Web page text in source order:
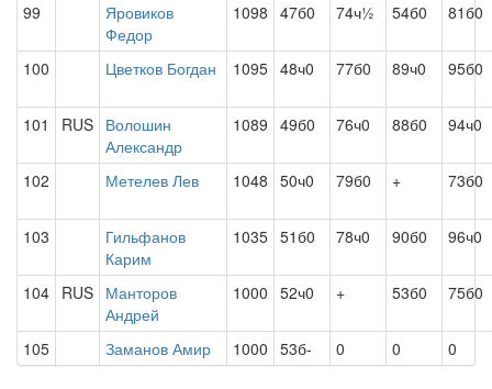
99
Яровиков
Федор
1098 47б0 74ч½ 54б0 81б0
100 Цветков Богдан 1095 48ч0 77б0 89ч0 95б0
101 RUS Волошин
Александр
1089 49б0 76ч0 88б0 94ч0
102 Метелев Лев 1048 50ч0 79б0 + 73б0
103
Гильфанов
Карим
1035 51б0 78ч0 90б0 96ч0
104 RUS Манторов
Андрей
1000 52ч0 + 53б0 75б0
105 Заманов Амир 1000 53б- 0 0 0